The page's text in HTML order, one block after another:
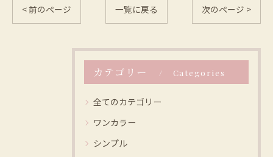
< 前のページ 一覧に戻る 次のページ >
カテゴリー Categories
全てのカテゴリー
ワンカラー
シンプル